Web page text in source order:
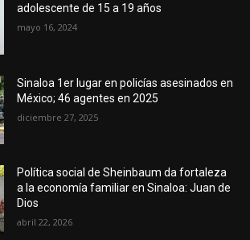
adolescente de 15 a 19 años
mayo 16, 2024
Sinaloa 1er lugar en policías asesinados en
México; 46 agentes en 2025
diciembre 27, 2025
Política social de Sheinbaum da fortaleza
a la economía familiar en Sinaloa: Juan de
Dios
abril 22, 2026